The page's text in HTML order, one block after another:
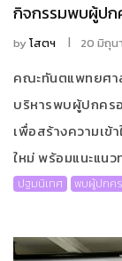
กิจกรรมพบผู้ปก
byโสตฯ 20 มิถุน
คณะทันตแพทยศา
บริหารพบผู้ปกคร
เพื่อสร้างความเข้
ใหม่ พร้อมแนะแนว
ปฐมนิเทศ พบผู้ปกค